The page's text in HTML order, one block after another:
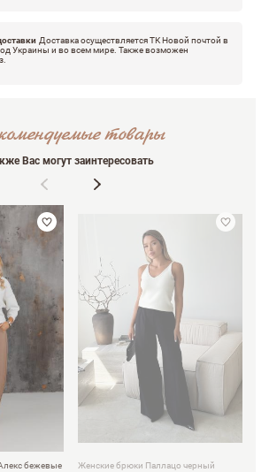
Доставка осуществляется ТК Новой почтой в
Украины и во всем мире. Также возможен
товары
Вас могут заинтересовать
бежевые Женские брюки Паллацо черный